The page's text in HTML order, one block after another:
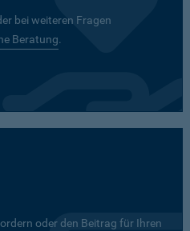
bei weiteren Fragen
Beratung.
oder den Beitrag für Ihren